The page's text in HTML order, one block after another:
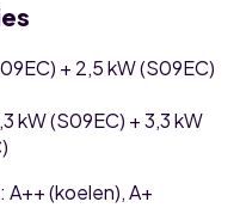
+ 2,5 kW (S09EC)
kW (S09EC) + 3,3 kW
: A++ (koelen), A+